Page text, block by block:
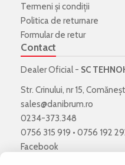
Termeni şi condiţii
Politica de returnare
Formular de retur
Contact
Dealer Oficial - SC
Str. Crinului, nr 15,
sales@danibrum.ro
0234-373.348
0756 315 919 • 0756 192
Facebook